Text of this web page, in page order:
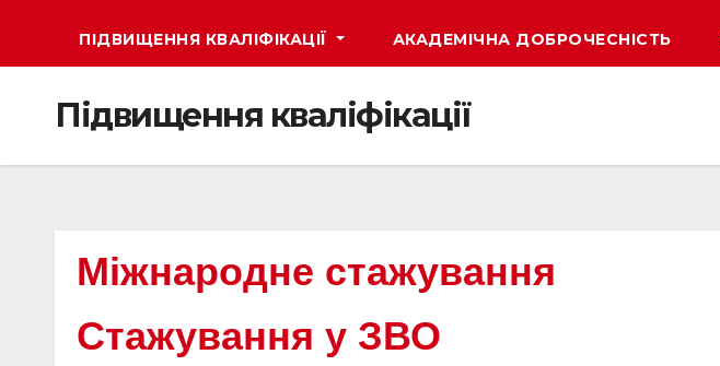
ПІДВИЩЕННЯ КВАЛІФІКАЦІЇ АКАДЕМІЧНА ДОБРОЧЕСНІСТЬ
Підвищення кваліфікації
Міжнародне стажування
Стажування у ЗВО